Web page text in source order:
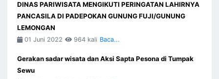
DINAS PARIWISATA MENGIKUTI PERINGATAN LAHIRNYA
PANCASILA DI PADEPOKAN GUNUNG FUJI/GUNUNG
LEMONGAN
01 Juni 2022 964 kali Baca...
Gerakan sadar wisata dan Aksi Sapta Pesona di Tumpak
Sewu